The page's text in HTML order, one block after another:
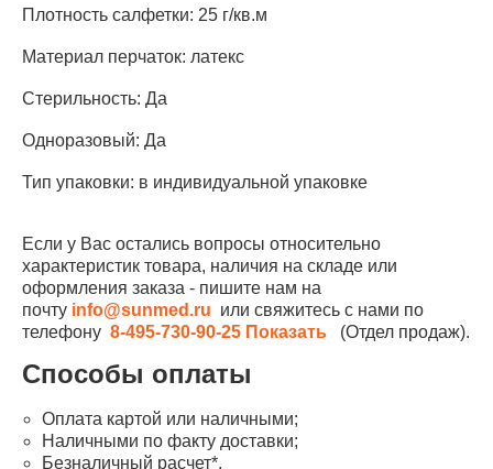
Плотность салфетки: 25 г/кв.м
Материал перчаток: латекс
Стерильность: Да
Одноразовый: Да
Тип упаковки: в индивидуальной упаковке
Если у Вас остались вопросы относительно
характеристик товара, наличия на складе или
оформления заказа - пишите нам на
почту info@sunmed.ru или свяжитесь с нами по
телефону 8-495-730-90-25 Показать (Отдел продаж).
Способы оплаты
Оплата картой или наличными;
Наличными по факту доставки;
Безналичный расчет*.